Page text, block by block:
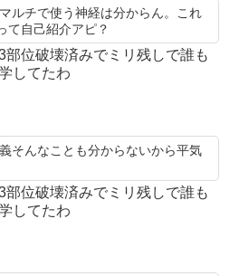
ルチで使う神経は分からん。これ
て自己紹介アピ？
部位破壊済みでミリ残しで誰も
してたわ
そんなことも分からないから平気
部位破壊済みでミリ残しで誰も
してたわ